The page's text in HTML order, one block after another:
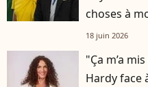
choses à
18 juin 2026
"Ça m’a
Hardy face